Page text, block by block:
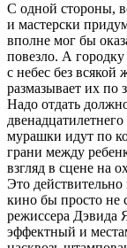
С одной стороны,
и мастерски
вполне мог бы
повезло. А городку
с небес без
размазывает их по
Надо отдать
мурашки идут по
грани между
взгляд в сцене на
Это действительно
кино бы просто не
режиссера Дэвида
эффектный и